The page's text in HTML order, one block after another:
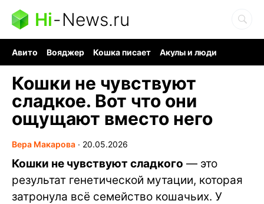
Hi-News.ru
Авито Вояджер Кошка писает
Акулы и люди
Кошки не чувствуют
сладкое. Вот что они
ощущают вместо него
Вера Макарова ∙ 20.05.2026
Кошки не чувствуют сладкого — это
результат генетической мутации, которая
затронула всё семейство кошачьих. У